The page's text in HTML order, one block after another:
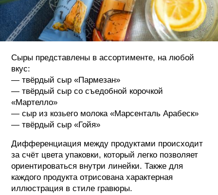
Сыры представлены в ассортименте, на любой
вкус:
— твёрдый сыр «Пармезан»
— твёрдый сыр со съедобной корочкой
«Мартелло»
— сыр из козьего молока «Марсенталь Арабеск»
— твёрдый сыр «Гойя»
Дифференциация между продуктами происходит
за счёт цвета упаковки, который легко позволяет
ориентироваться внутри линейки. Также для
каждого продукта отрисована характерная
иллюстрация в стиле гравюры.
ФОТОГРАФИЯ
ТИПОГРАФИКА
ИСТОРИИ БРЕНДОВ
РЕКЛАМА